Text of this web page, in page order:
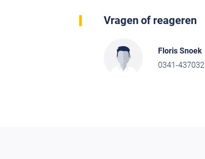
Vragen of reageren
Floris Snoek
0341-437032